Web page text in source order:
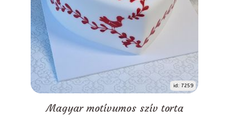
id: 7259
Magyar motívumos szív torta